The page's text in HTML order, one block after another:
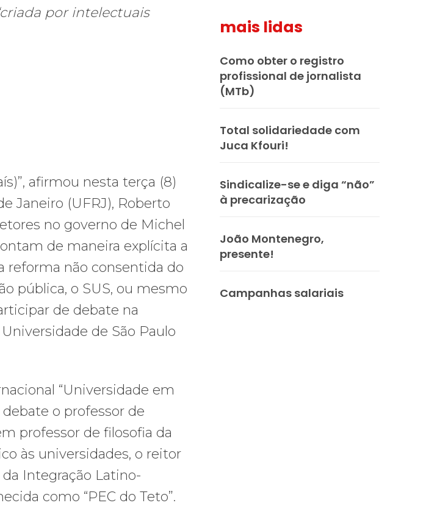
por intelectuais
afirmou nesta terça (8)
Janeiro (UFRJ), Roberto
no governo de Michel
de maneira explícita a
reforma não consentida do
pública, o SUS, ou mesmo
de debate na
de São Paulo
“Universidade em
o professor de
professor de filosofia da
às universidades, o reitor
Integração Latino-
como “PEC do Teto”.
mais lidas
Como obter o registro
profissional de jornalista
(MTb)
Total solidariedade com
Juca Kfouri!
Sindicalize-se e diga “não”
à precarização
João Montenegro,
presente!
Campanhas salariais